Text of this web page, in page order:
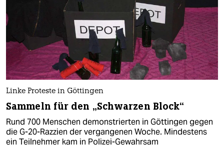
Linke Proteste in Göttingen
Sammeln für den „Schwarzen Block“
Rund 700 Menschen demonstrierten in Göttingen gegen
die G-20-Razzien der vergangenen Woche. Mindestens
ein Teilnehmer kam in Polizei-Gewahrsam